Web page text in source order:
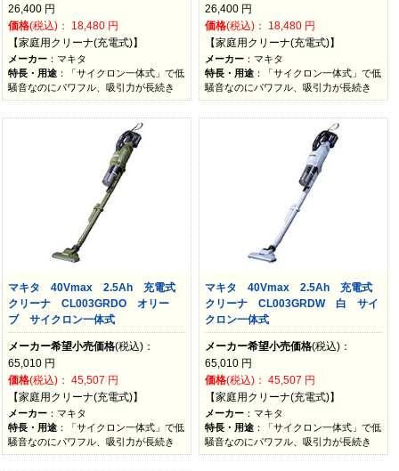
26,400 円
価格(税込)： 18,480 円
【家庭用クリーナ(充電式)】
メーカー ：マキタ
特長・用途 ：「サイクロン一体式」で低
騒音なのにパワフル、吸引力が長続き
26,400 円
価格(税込)： 18,480 円
【家庭用クリーナ(充電式)】
メーカー ：マキタ
特長・用途 ：「サイクロン一体式」で低
騒音なのにパワフル、吸引力が長続き
マキタ 40Vmax 2.5Ah 充電式
クリーナ CL003GRDO オリー
ブ サイクロン一体式
メーカー希望小売価格(税込)：
65,010 円
価格(税込)：45,507 円
【家庭用クリーナ(充電式)】
メーカー ：マキタ
特長・用途 ：「サイクロン一体式」で低
騒音なのにパワフル、吸引力が長続き
マキタ 40Vmax 2.5Ah 充電式
クリーナ CL003GRDW 白 サイ
クロン一体式
メーカー希望小売価格(税込)：
65,010 円
価格(税込)：45,507 円
【家庭用クリーナ(充電式)】
メーカー ：マキタ
特長・用途 ：「サイクロン一体式」で低
騒音なのにパワフル、吸引力が長続き